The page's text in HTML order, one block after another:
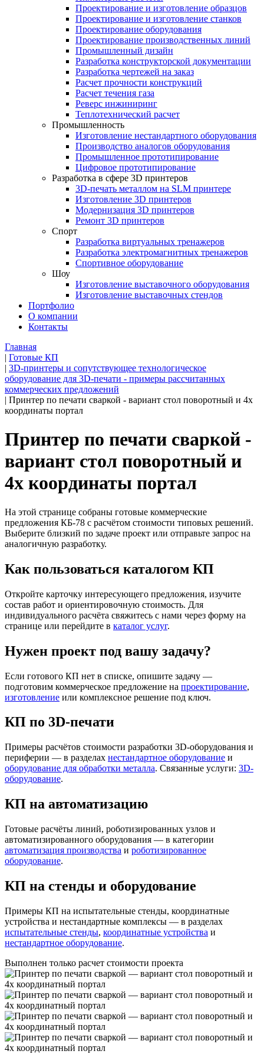
Проектирование и изготовление образцов
Проектирование и изготовление станков
Проектирование оборудования
Проектирование производственных линий
Промышленный дизайн
Разработка конструкторской документации
Разработка чертежей на заказ
Расчет прочности конструкций
Расчет течения газа
Реверс инжиниринг
Теплотехнический расчет
Промышленность
Изготовление нестандартного оборудования
Производство аналогов оборудования
Промышленное прототипирование
Цифровое прототипирование
Разработка в сфере 3D принтеров
3D-печать металлом на SLM принтере
Изготовление 3D принтеров
Модернизация 3D принтеров
Ремонт 3D принтеров
Спорт
Разработка виртуальных тренажеров
Разработка электромагнитных тренажеров
Спортивное оборудование
Шоу
Изготовление выставочного оборудования
Изготовление выставочных стендов
Портфолио
О компании
Контакты
Главная
| Готовые КП
| 3D-принтеры и сопутствующее технологическое
оборудование для 3D-печати - примеры рассчитанных
коммерческих предложений
| Принтер по печати сваркой - вариант стол поворотный и 4х
координаты портал
Принтер по печати сваркой -
вариант стол поворотный и
4х координаты портал
На этой странице собраны готовые коммерческие
предложения КБ-78 с расчётом стоимости типовых решений.
Выберите близкий по задаче проект или отправьте запрос на
аналогичную разработку.
Как пользоваться каталогом КП
Откройте карточку интересующего предложения, изучите
состав работ и ориентировочную стоимость. Для
индивидуального расчёта свяжитесь с нами через форму на
странице или перейдите в каталог услуг.
Нужен проект под вашу задачу?
Если готового КП нет в списке, опишите задачу —
подготовим коммерческое предложение на проектирование,
изготовление или комплексное решение под ключ.
КП по 3D-печати
Примеры расчётов стоимости разработки 3D-оборудования и
периферии — в разделах нестандартное оборудование и
оборудование для обработки металла. Связанные услуги: 3D-
оборудование.
КП на автоматизацию
Готовые расчёты линий, роботизированных узлов и
автоматизированного оборудования — в категории
автоматизация производства и роботизированное
оборудование.
КП на стенды и оборудование
Примеры КП на испытательные стенды, координатные
устройства и нестандартные комплексы — в разделах
испытательные стенды, координатные устройства и
нестандартное оборудование.
Выполнен только расчет стоимости проекта